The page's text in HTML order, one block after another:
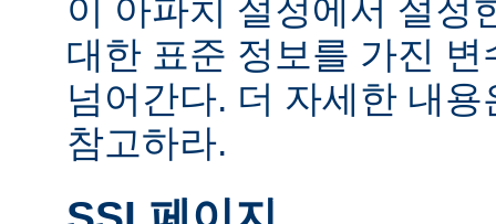
이 아파치 설정에서 설정
대한 표준 정보를 가진
넘어간다. 더 자세한 내
참고하라.